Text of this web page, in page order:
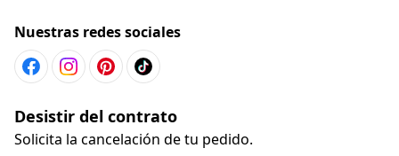
Nuestras redes sociales
Desistir del contrato
Solicita la cancelación de tu pedido.